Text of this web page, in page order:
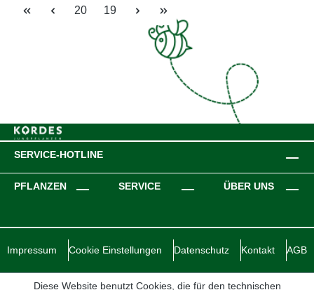
Seite
20 Seite
19
SERVICE-HOTLINE
PFLANZEN SERVICE ÜBER UNS
Impressum Cookie Einstellungen Datenschutz Kontakt AGB
Diese Website benutzt Cookies, die für den technischen